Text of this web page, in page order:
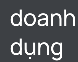
dụng